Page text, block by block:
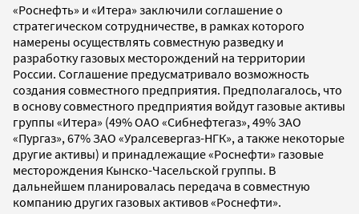
«Роснефть» и «Итера» заключили соглашение о
стратегическом сотрудничестве, в рамках которого
намерены осуществлять совместную разведку и
разработку газовых месторождений на территории
России. Соглашение предусматривало возможность
создания совместного предприятия. Предполагалось, что
в основу совместного предприятия войдут газовые активы
группы «Итера» (49% ОАО «Сибнефтегаз», 49% ЗАО
«Пургаз», 67% ЗАО «Уралсевергаз-НГК», а также некоторые
другие активы) и принадлежащие «Роснефти» газовые
месторождения Кынско-Часельской группы. В
дальнейшем планировалась передача в совместную
компанию других газовых активов «Роснефти».